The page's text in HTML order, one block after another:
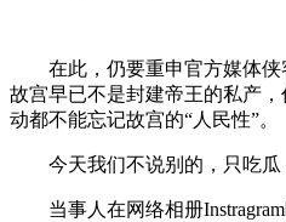
在此，仍要重申官方媒体侠
故宫早已不是封建帝王的私产
动都不能忘记故宫的“人民性”。
今天我们不说别的，只吃瓜
当事人在网络相册Instragram